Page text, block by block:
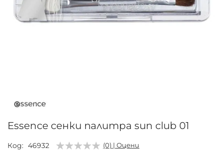
на
със
Essence сенки палитра sun club 01
Код 46932 (0) | Оцени